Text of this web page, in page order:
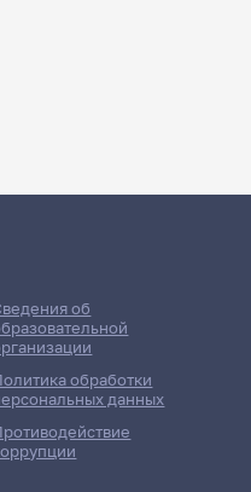
об
обработки
данных